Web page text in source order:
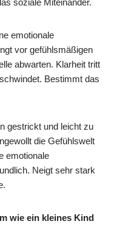
soziale Miteinander.
emotionale
vor gefühlsmäßigen
abwarten. Klarheit tritt
Bestimmt das
gestrickt und leicht zu
die Gefühlswelt
emotionale
Neigt sehr stark
wie ein kleines Kind